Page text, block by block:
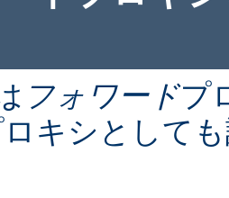
フォワードプ
ロキシとして